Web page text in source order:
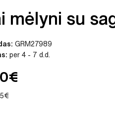
mėlyni su
GRM27989
per 4 - 7 d.d.